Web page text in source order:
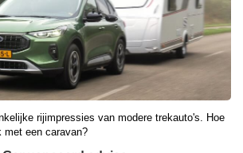
rijimpressies van modere trekauto's. Hoe
met een caravan?